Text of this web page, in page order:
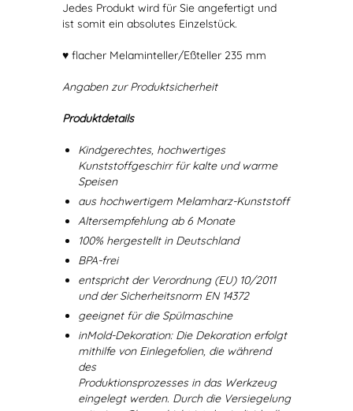
Jedes Produkt wird für Sie angefertigt und
ist somit ein absolutes Einzelstück.
♥ flacher Melaminteller/Eßteller 235 mm
Angaben zur Produktsicherheit
Produktdetails
Kindgerechtes, hochwertiges
Kunststoffgeschirr für kalte und warme
Speisen
aus hochwertigem Melamharz-Kunststoff
Altersempfehlung ab 6 Monate
100% hergestellt in Deutschland
BPA-frei
entspricht der Verordnung (EU) 10/2011
und der Sicherheitsnorm EN 14372
geeignet für die Spülmaschine
inMold-Dekoration: Die Dekoration erfolgt
mithilfe von Einlegefolien, die während
des
Produktionsprozesses in das Werkzeug
eingelegt werden. Durch die Versiegelung